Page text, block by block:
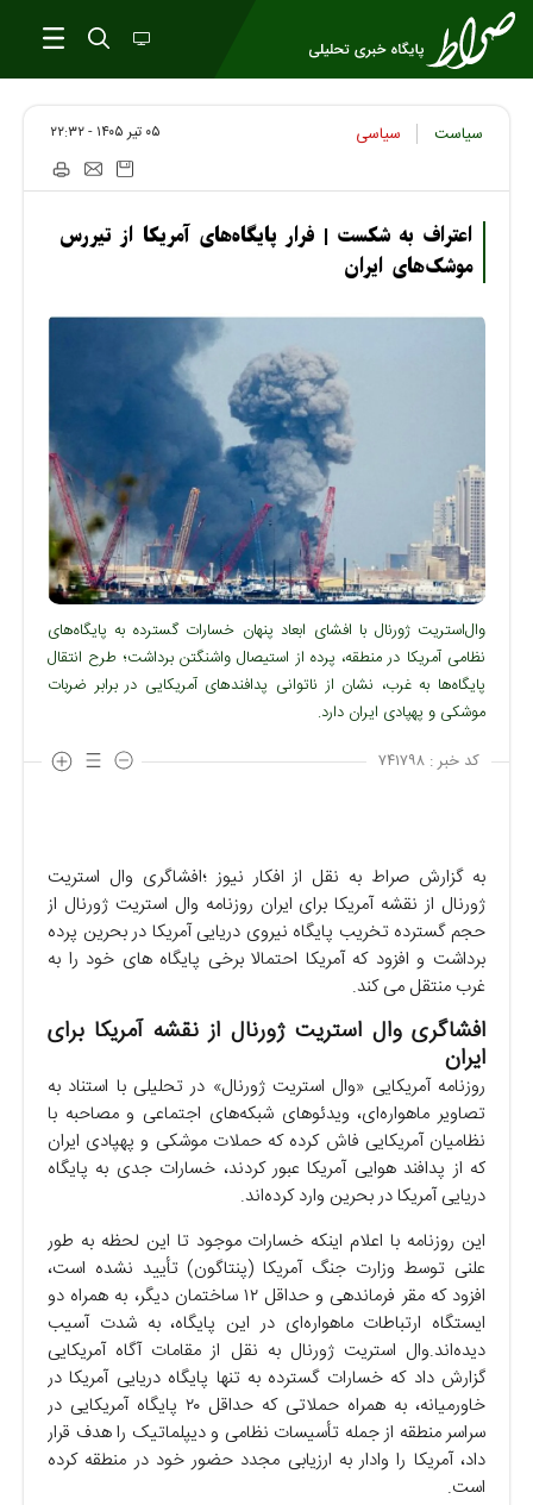
سیاست سیاسی ۰۵ تير ۱۴۰۵ - ۲۲:۳۲
اعتراف به شکست | فرار پایگاه‌های آمریکا از تیررس
موشک‌های ایران
وال‌استریت ژورنال با افشای ابعاد پنهان خسارات گسترده به پایگاه‌های
نظامی آمریکا در منطقه، پرده از استیصال واشنگتن برداشت؛ طرح انتقال
پایگاه‌ها به غرب، نشان از ناتوانی پدافندهای آمریکایی در برابر ضربات
موشکی و پهپادی ایران دارد.
کد خبر : ۷۴۱۷۹۸
به گزارش صراط به نقل از افکار نیوز ؛افشاگری وال استریت
ژورنال از نقشه آمریکا برای ایران روزنامه وال استریت ژورنال از
حجم گسترده‌ تخریب پایگاه نیروی دریایی آمریکا در بحرین پرده
برداشت و افزود که آمریکا احتمالا برخی پایگاه های خود را به
غرب منتقل می کند.
افشاگری وال استریت ژورنال از نقشه آمریکا برای
ایران
روزنامه آمریکایی «وال استریت ژورنال» در تحلیلی با استناد به
تصاویر ماهواره‌ای، ویدئوهای شبکه‌های اجتماعی و مصاحبه با
نظامیان آمریکایی فاش کرده که حملات موشکی و پهپادی ایران
که از پدافند هوایی آمریکا عبور کردند، خسارات جدی به پایگاه
دریایی آمریکا در بحرین وارد کرده‌اند.
این روزنامه با اعلام اینکه خسارات موجود تا این لحظه به طور
علنی توسط وزارت جنگ آمریکا (پنتاگون) تأیید نشده است،
افزود که مقر فرماندهی و حداقل ۱۲ ساختمان دیگر، به همراه دو
ایستگاه ارتباطات ماهواره‌ای در این پایگاه، به شدت آسیب
دیده‌اند.وال استریت ژورنال به نقل از مقامات آگاه آمریکایی
گزارش داد که خسارات گسترده به تنها پایگاه دریایی آمریکا در
خاورمیانه، به همراه حملاتی که حداقل ۲۰ پایگاه آمریکایی در
سراسر منطقه از جمله تأسیسات نظامی و دیپلماتیک را هدف قرار
داد، آمریکا را وادار به ارزیابی مجدد حضور خود در منطقه کرده
است.